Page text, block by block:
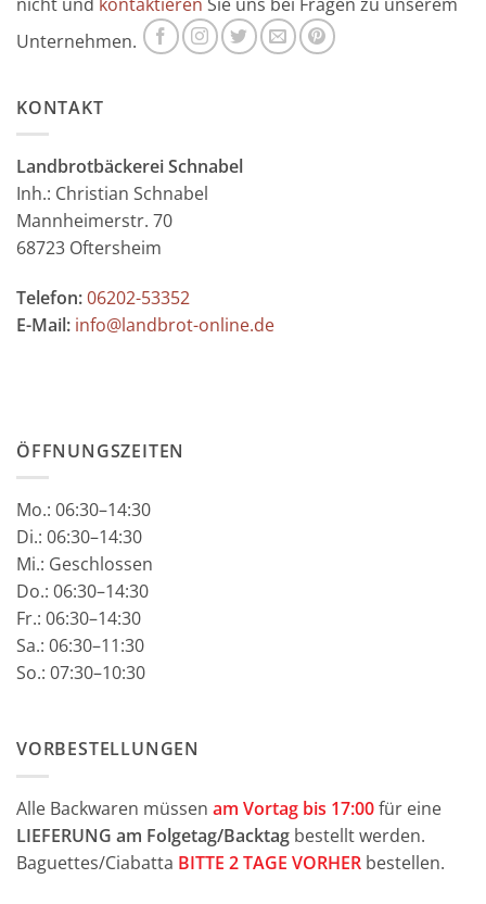
Unternehmen.
KONTAKT
Landbrotbäckerei Schnabel
Inh.: Christian Schnabel
Mannheimerstr. 70
68723 Oftersheim
Telefon:06202-53352
E-Mail: info@landbrot-online.de
ÖFFNUNGSZEITEN
Mo.: 06:30–14:30
Di.: 06:30–14:30
Mi.: Geschlossen
Do.: 06:30–14:30
Fr.: 06:30–14:30
Sa.: 06:30–11:30
So.: 07:30–10:30
VORBESTELLUNGEN
Alle Backwaren müssen am Vortag bis 17:00für eine
LIEFERUNG am Folgetag/Backtag bestellt werden.
Baguettes/Ciabatta BITTE 2 TAGE VORHER bestellen.